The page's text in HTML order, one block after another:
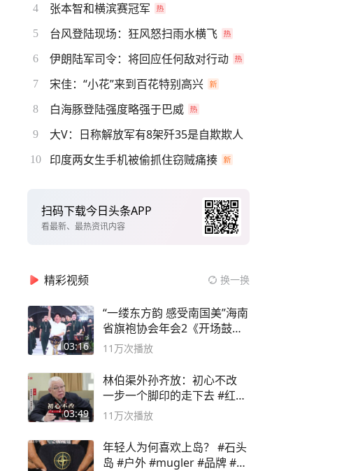
4 张本智和横滨赛冠军
5 台风登陆现场：狂风怒扫雨水横飞
6 伊朗陆军司令：将回应任何敌对行动
7 宋佳：“小花”来到百花特别高兴
8 白海豚登陆强度略强于巴威
9 大V：日称解放军有8架歼35是自欺欺人
10 印度两女生手机被偷抓住窃贼痛揍
扫码下载今日头条APP
看最新、最热资讯内容
精彩视频 换一换
03:16
“一缕东方韵 感受南国美”海南
省旗袍协会年会2《开场鼓》
二团
11万次播放
03:49
林伯渠外孙齐放：初心不改
一步一个脚印的走下去 #红船
论坛
11万次播放
年轻人为何喜欢上岛？ #石头
岛 #户外 #mugler #品牌 #足